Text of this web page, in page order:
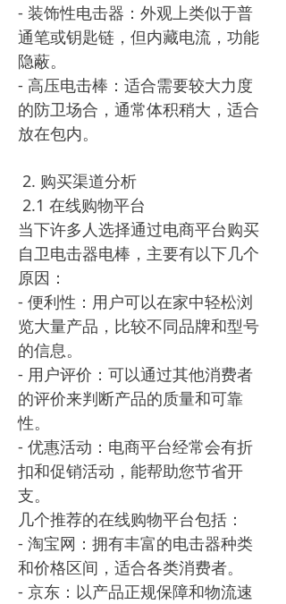
- 装饰性电击器：外观上类似于普
通笔或钥匙链，但内藏电流，功能
隐蔽。
- 高压电击棒：适合需要较大力度
的防卫场合，通常体积稍大，适合
放在包内。
2. 购买渠道分析
2.1 在线购物平台
当下许多人选择通过电商平台购买
自卫电击器电棒，主要有以下几个
原因：
- 便利性：用户可以在家中轻松浏
览大量产品，比较不同品牌和型号
的信息。
- 用户评价：可以通过其他消费者
的评价来判断产品的质量和可靠
性。
- 优惠活动：电商平台经常会有折
扣和促销活动，能帮助您节省开
支。
几个推荐的在线购物平台包括：
- 淘宝网：拥有丰富的电击器种类
和价格区间，适合各类消费者。
- 京东：以产品正规保障和物流速